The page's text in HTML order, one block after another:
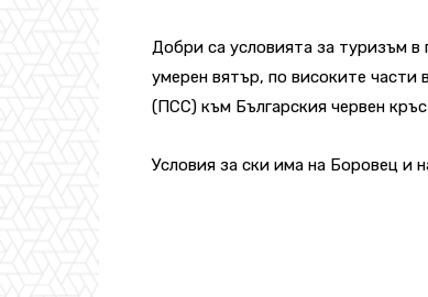
Добри са условията за туризъм в
умерен вятър, по високите части
(ПСС) към Българския червен
Условия за ски има на Боровец и